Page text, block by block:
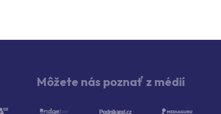
Môžete nás poznať z médií